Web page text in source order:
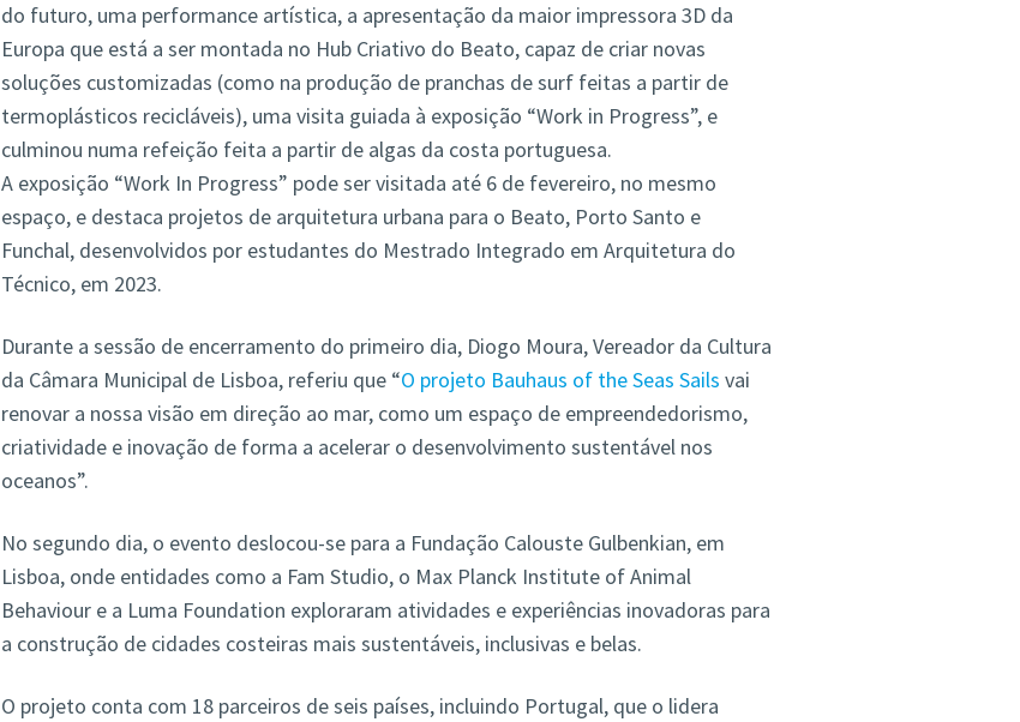
do futuro, uma performance artística, a apresentação da maior impressora 3D da
Europa que está a ser montada no Hub Criativo do Beato, capaz de criar novas
soluções customizadas (como na produção de pranchas de surf feitas a partir de
termoplásticos recicláveis), uma visita guiada à exposição “Work in Progress”, e
culminou numa refeição feita a partir de algas da costa portuguesa.
A exposição “Work In Progress” pode ser visitada até 6 de fevereiro, no mesmo
espaço, e destaca projetos de arquitetura urbana para o Beato, Porto Santo e
Funchal, desenvolvidos por estudantes do Mestrado Integrado em Arquitetura do
Técnico, em 2023.
Durante a sessão de encerramento do primeiro dia, Diogo Moura, Vereador da Cultura
da Câmara Municipal de Lisboa, referiu que “O projeto Bauhaus of the Seas Sails vai
renovar a nossa visão em direção ao mar, como um espaço de empreendedorismo,
criatividade e inovação de forma a acelerar o desenvolvimento sustentável nos
oceanos”.
No segundo dia, o evento deslocou-se para a Fundação Calouste Gulbenkian, em
Lisboa, onde entidades como a Fam Studio, o Max Planck Institute of Animal
Behaviour e a Luma Foundation exploraram atividades e experiências inovadoras para
a construção de cidades costeiras mais sustentáveis, inclusivas e belas.
O projeto conta com 18 parceiros de seis países, incluindo Portugal, que o lidera